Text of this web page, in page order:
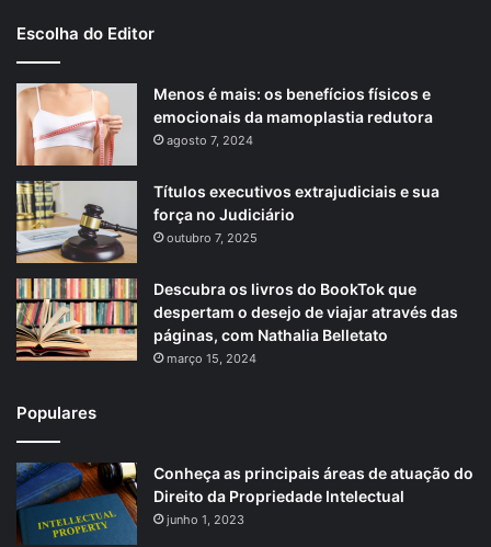
Escolha do Editor
Menos é mais: os benefícios físicos e
emocionais da mamoplastia redutora
agosto 7, 2024
Títulos executivos extrajudiciais e sua
força no Judiciário
outubro 7, 2025
Descubra os livros do BookTok que
despertam o desejo de viajar através das
páginas, com Nathalia Belletato
março 15, 2024
Populares
Conheça as principais áreas de atuação do
Direito da Propriedade Intelectual
junho 1, 2023